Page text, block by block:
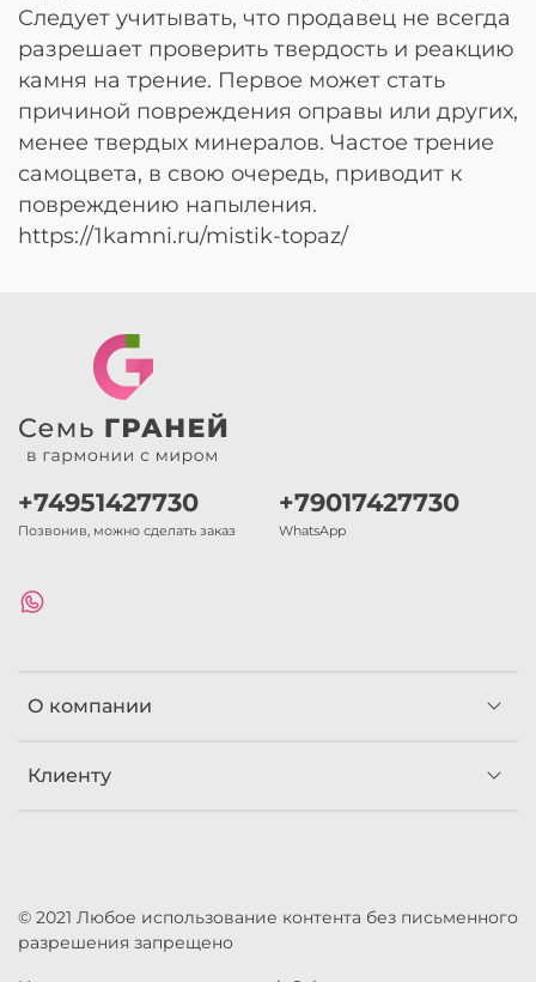
Следует учитывать, что продавец не всегда
разрешает проверить твердость и реакцию
камня на трение. Первое может стать
причиной повреждения оправы или других,
менее твердых минералов. Частое трение
самоцвета, в свою очередь, приводит к
повреждению напыления.
https://1kamni.ru/mistik-topaz/
О компании
Клиенту
+74951427730
Позвонив, можно сделать заказ
+79017427730
WhatsApp
© 2021 Любое использование контента без письменного
разрешения запрещено